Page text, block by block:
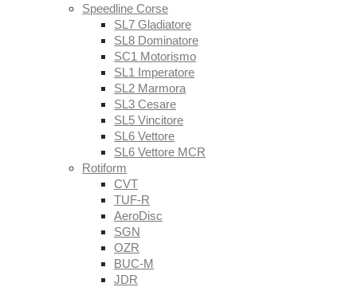
Speedline Corse
SL7 Gladiatore
SL8 Dominatore
SC1 Motorismo
SL1 Imperatore
SL2 Marmora
SL3 Cesare
SL5 Vincitore
SL6 Vettore
SL6 Vettore MCR
Rotiform
CVT
TUF-R
AeroDisc
SGN
OZR
BUC-M
JDR